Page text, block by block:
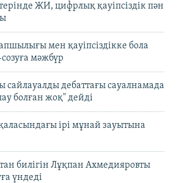
ЖИ, цифрлық қауіпсіздік пән
мен қауіпсіздікке бола
мәжбүр
сайлауалды дебаттағы сауалнамада
болған жоқ" дейді
ірі мұнай зауытына
билігін Лұқпан Ахмедияровты
үндеді